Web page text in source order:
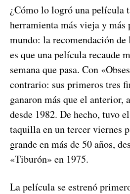
¿Cómo lo logró una película
herramienta más vieja y más
mundo: la recomendación
es que una película recaude
semana que pasa. Con
contrario: sus primeros tres
ganaron más que el anterior,
desde 1982. De hecho, tuvo
taquilla en un tercer viernes
grande en más de 50 años,
«Tiburón» en 1975.
La película se estrenó